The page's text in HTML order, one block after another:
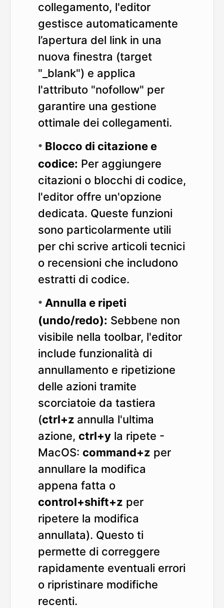
collegamento, l'editor
gestisce automaticamente
l’apertura del link in una
nuova finestra (target
"_blank") e applica
l'attributo "nofollow" per
garantire una gestione
ottimale dei collegamenti.
Blocco di citazione e
codice: Per aggiungere
citazioni o blocchi di codice,
l'editor offre un'opzione
dedicata. Queste funzioni
sono particolarmente utili
per chi scrive articoli tecnici
o recensioni che includono
estratti di codice.
Annulla e ripeti
(undo/redo): Sebbene non
visibile nella toolbar, l'editor
include funzionalità di
annullamento e ripetizione
delle azioni tramite
scorciatoie da tastiera
(ctrl+z annulla l'ultima
azione, ctrl+y la ripete -
MacOS: command+z per
annullare la modifica
appena fatta o
control+shift+z per
ripetere la modifica
annullata). Questo ti
permette di correggere
rapidamente eventuali errori
o ripristinare modifiche
recenti.